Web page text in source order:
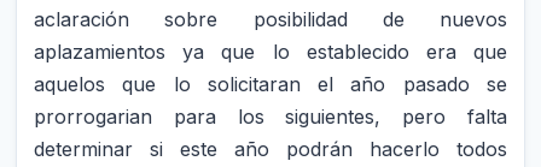
aclaración sobre posibilidad de nuevos
aplazamientos ya que lo establecido era que
aquelos que lo solicitaran el año pasado se
prorrogarian para los siguientes, pero falta
determinar si este año podrán hacerlo todos